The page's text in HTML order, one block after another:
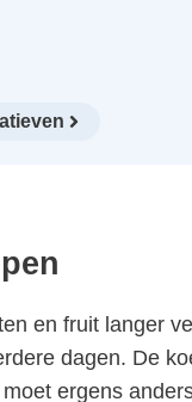
en fruit langer
dagen. De
ergens